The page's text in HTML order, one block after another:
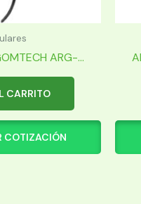
ARG-...
CARRITO
COTIZACIÓN